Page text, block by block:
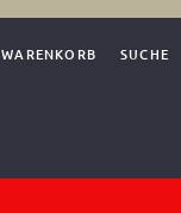
WARENKORB SUCHE